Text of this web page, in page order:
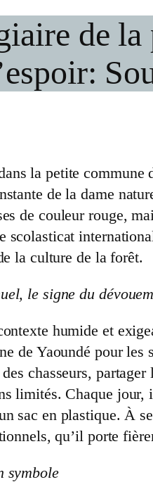
de
la petite commune
de la dame
de couleur rouge,
scolasticat
la culture de la forêt.
le signe du
humide et
de Yaoundé pour
chasseurs,
limités. Chaque
sac en plastique. À
qu’il porte
symbole